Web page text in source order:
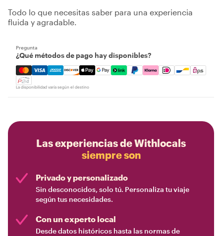
Todo lo que necesitas saber para una experiencia
fluida y agradable.
Pregunta
¿Qué métodos de pago hay disponibles?
Mastercard, Visa, Amex, Discover, Apple Pay, Google
La disponibilidad varía según el destino
Las experiencias de Withlocals
siempre son
Privado y personalizado
Sin desconocidos, solo tú. Personaliza tu viaje
según tus necesidades.
Con un experto local
Desde datos históricos hasta las normas de